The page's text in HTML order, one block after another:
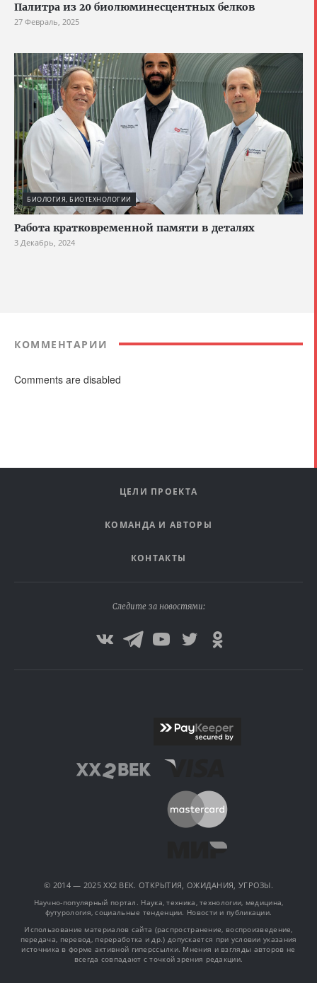
Палитра из 20 биолюминесцентных белков
27 Февраль, 2025
БИОЛОГИЯ, БИОТЕХНОЛОГИИ
Работа кратковременной памяти в деталях
3 Декабрь, 2024
КОММЕНТАРИИ
Comments are disabled
ЦЕЛИ ПРОЕКТА
КОМАНДА И АВТОРЫ
КОНТАКТЫ
Следите за новостями:
© 2014 — 2025 XX2 ВЕК. ОТКРЫТИЯ, ОЖИДАНИЯ, УГРОЗЫ.
Научно-популярный портал. Наука, техника, технологии, медицина,
футурология, социальные тенденции. Новости и публикации.
Использование материалов сайта (распространение, воспроизведение,
передача, перевод, переработка и др.) допускается при условии указания
источника в форме активной гиперссылки. Мнения и взгляды авторов не
всегда совпадают с точкой зрения редакции.